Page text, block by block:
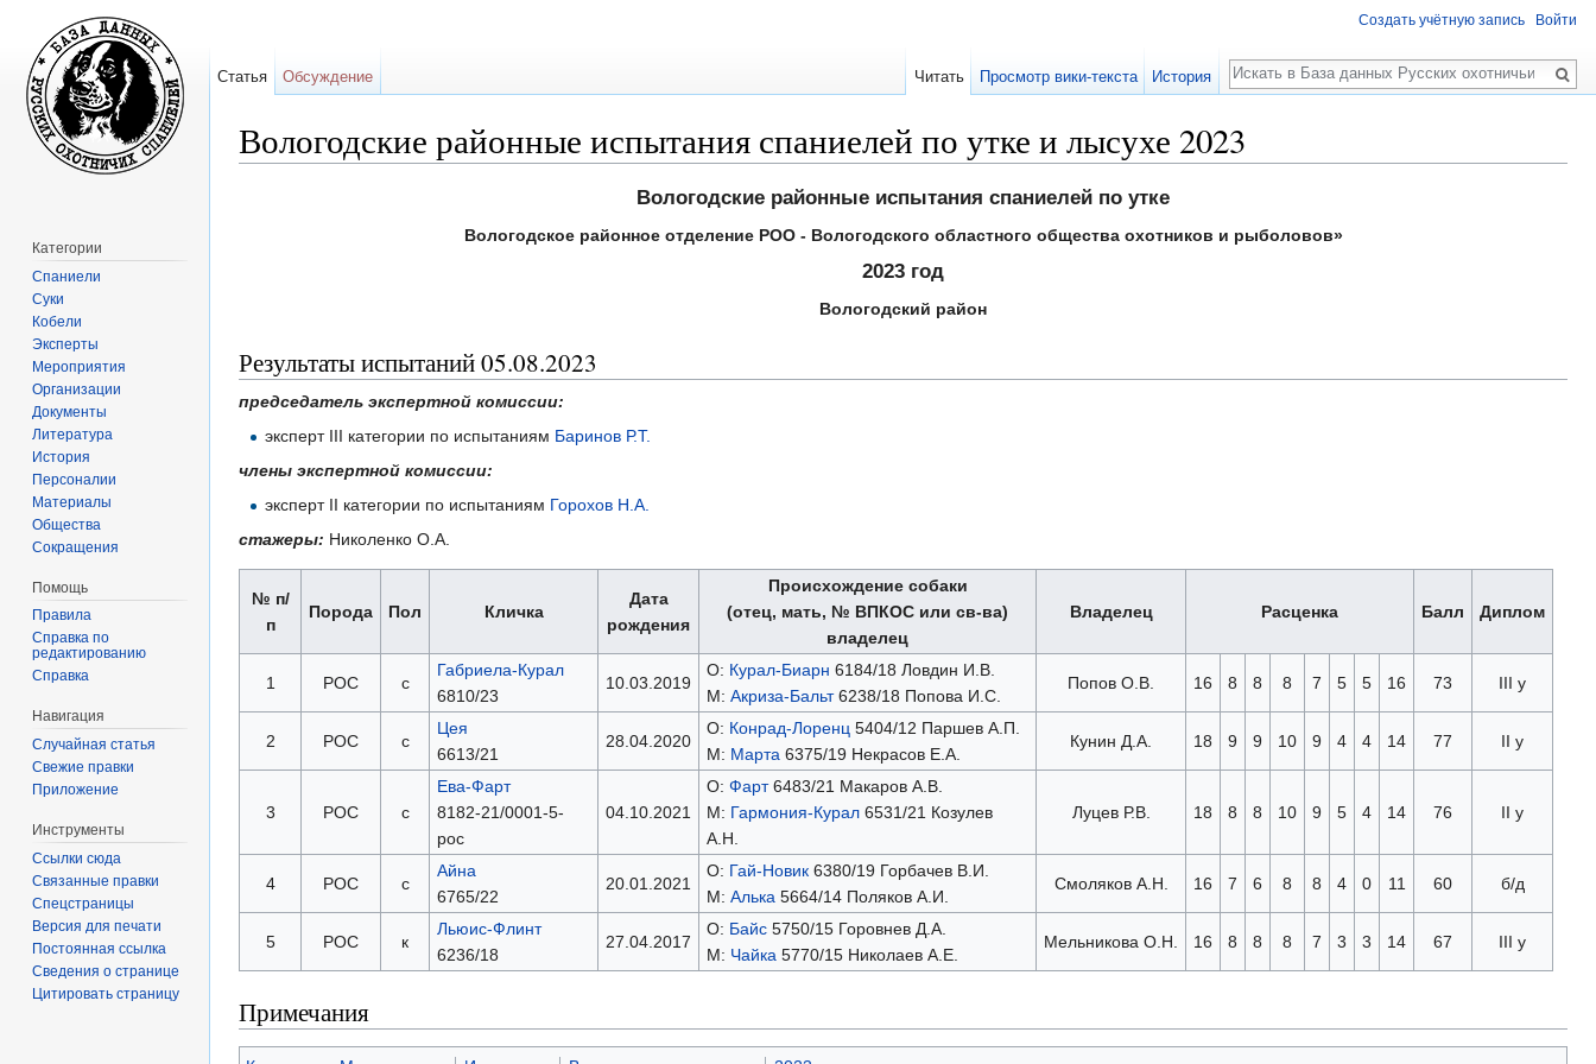
Вологодские районные испытания спаниелей по утке и лысухе 2023
Вологодские районные испытания спаниелей по утке
Вологодское районное отделение РОО - Вологодского областного общества охотников и рыболовов»
2023 год
Вологодский район
Результаты испытаний 05.08.2023
председатель экспертной комиссии:
эксперт III категории по испытаниям Баринов Р.Т.
члены экспертной комиссии:
эксперт II категории по испытаниям Горохов Н.А.
стажеры: Николенко О.А.
№ п/
п
Порода Пол Кличка
Дата
рождения
Происхождение собаки
(отец, мать, № ВПКОС или св-ва)
владелец
Владелец Расценка Балл Диплом
1 РОС с
Габриела-Курал
6810/23
10.03.2019
О: Курал-Биарн 6184/18 Ловдин И.В.
М: Акриза-Бальт6238/18 Попова И.С.
Попов О.В. 16 8 8 8 7 5 5 16 73 III у
2 РОС с
Цея
6613/21
28.04.2020
О: Конрад-Лоренц5404/12 Паршев А.П.
М: Марта6375/19 Некрасов Е.А.
Кунин Д.А. 18 9 9 10 9 4 4 14 77 II у
3 РОС с
Ева-Фарт
8182-21/0001-5-
рос
04.10.2021
О: Фарт6483/21 Макаров А.В.
М: Гармония-Курал6531/21 Козулев
А.Н.
Луцев Р.В. 18 8 8 10 9 5 4 14 76 II у
4 РОС с
Айна
6765/22
20.01.2021
О: Гай-Новик6380/19 Горбачев В.И.
М: Алька5664/14 Поляков А.И.
Смоляков А.Н. 16 7 6 8 8 4 0 11 60 б/д
5 РОС к
Льюис-Флинт
6236/18
27.04.2017
О: Байс5750/15 Горовнев Д.А.
М: Чайка5770/15 Николаев А.Е.
Мельникова О.Н. 16 8 8 8 7 3 3 14 67 III у
Примечания
Создать учётную запись Войти
Статья Обсуждение Читать Просмотр вики-текста История
Поиск
Категории
Спаниели
Суки
Кобели
Эксперты
Мероприятия
Организации
Документы
Литература
История
Персоналии
Материалы
Общества
Сокращения
Помощь
Правила
Справка по
редактированию
Справка
Навигация
Случайная статья
Свежие правки
Приложение
Инструменты
Ссылки сюда
Связанные правки
Спецстраницы
Версия для печати
Постоянная ссылка
Сведения о странице
Цитировать страницу